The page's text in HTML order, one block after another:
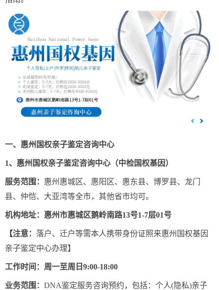
一、惠州国权亲子鉴定咨询中心
1、惠州国权亲子鉴定咨询中心（中检国权基因）
服务范围： 惠州惠城区、惠阳区、惠东县、博罗县、龙门
县、仲恺、大亚湾等全市，其他省市均可。
机构地址：惠州市惠城区鹅岭南路13号1-7层01号
【注意： 落户、迁户等需本人携带身份证照来惠州国权基因
亲子鉴定中心办理】
工作时间：周一至周日9:00-18:00
业务范围： DNA鉴定服务咨询预约，包括：个人(隐私)亲子